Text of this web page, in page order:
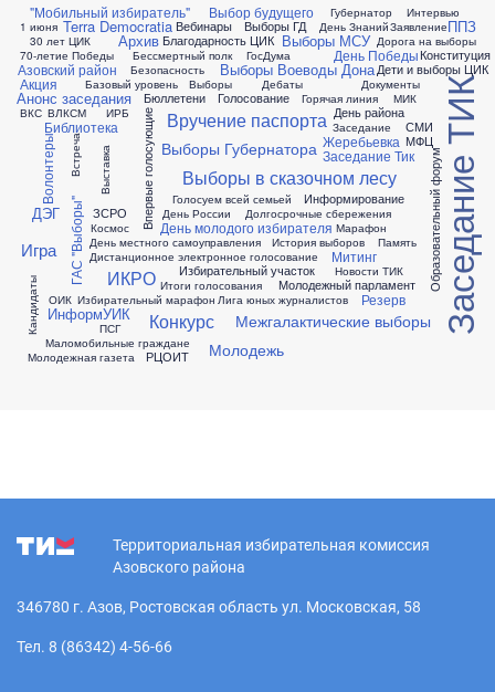
"Мобильный избиратель"
1 июня
30 лет ЦИК
70-летие Победы
Terra Democratia
Азовский район
Акция
Анонс заседания
Архив
Базовый уровень
Безопасность
Бессмертный полк
Библиотека
Благодарность ЦИК
Бюллетени
ВКС ВЛКСМ
Вебинары
Волонтеры Впервые голосующие Вручение паспорта
Встреча
Выбор будущего
Выборы
Выборы Воеводы Дона
Выборы ГД
Выборы Губернатора
Выборы МСУ
Выборы в сказочном лесу
Выставка
ГАС "Выборы"
Голосование
Голосуем всей семьей
Горячая линия
ГосДума
Губернатор
ДЭГ
Дебаты
День Знаний
День Победы
День России
День местного самоуправления
День молодого избирателя
День района
Дети и выборы
Дистанционное электронное голосование
Документы
Долгосрочные сбережения
Дорога на выборы
Жеребьевка
ЗСРО
Заседание Заседание ТИК
Заседание Тик
Заявление
ИКРО
ИРБ
Игра
Избирательный марафон
Избирательный участок
Интервью
ИнформУИК
Информирование
История выборов
Итоги голосования
Кандидаты Конкурс
Конституция
Космос
Лига юных журналистов
МИК
МФЦ
Маломобильные граждане
Марафон
Межгалактические выборы
Митинг
Молодежная газета
Молодежный парламент
Молодежь
Новости ТИК
ОИК
Образовательный форум
ППЗ
ПСГ
Память
РЦОИТ
Резерв
СМИ
ЦИК
Территориальная избирательная комиссия
Азовского района
346780 г. Азов, Ростовская область ул. Московская, 58
Тел. 8 (86342) 4-56-66